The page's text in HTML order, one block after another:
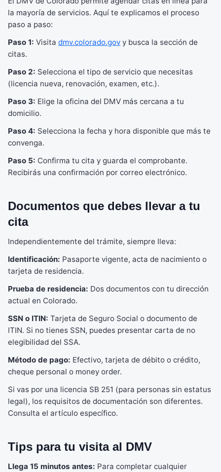
la mayoría de servicios. Aquí te explicamos el proceso
paso a paso:
Paso 1: Visita dmv.colorado.gov y busca la sección de
citas.
Paso 2: Selecciona el tipo de servicio que necesitas
(licencia nueva, renovación, examen, etc.).
Paso 3: Elige la oficina del DMV más cercana a tu
domicilio.
Paso 4: Selecciona la fecha y hora disponible que más te
convenga.
Paso 5: Confirma tu cita y guarda el comprobante.
Recibirás una confirmación por correo electrónico.
Documentos que debes llevar a tu
cita
Independientemente del trámite, siempre lleva:
Identificación: Pasaporte vigente, acta de nacimiento o
tarjeta de residencia.
Prueba de residencia: Dos documentos con tu dirección
actual en Colorado.
SSN o ITIN: Tarjeta de Seguro Social o documento de
ITIN. Si no tienes SSN, puedes presentar carta de no
elegibilidad del SSA.
Método de pago: Efectivo, tarjeta de débito o crédito,
cheque personal o money order.
Si vas por una licencia SB 251 (para personas sin estatus
legal), los requisitos de documentación son diferentes.
Consulta el artículo específico.
Tips para tu visita al DMV
Llega 15 minutos antes: Para completar cualquier